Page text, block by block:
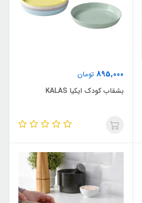
895,000 تومان
بشقاب کودک ایکیا KALAS